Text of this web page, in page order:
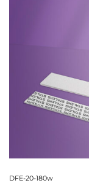
DFE-20-180w